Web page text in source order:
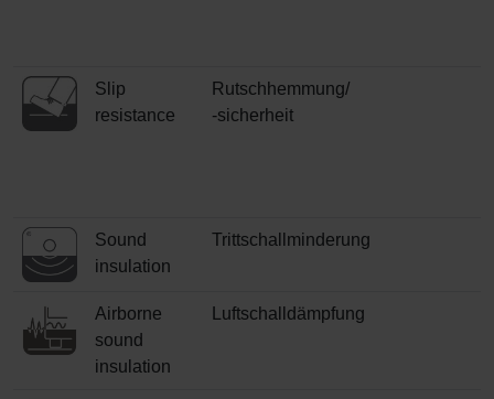
Slip
resistance
Rutschhemmung/
-sicherheit
Sound
insulation
Trittschallminderung
Airborne
sound
insulation
Luftschalldämpfung